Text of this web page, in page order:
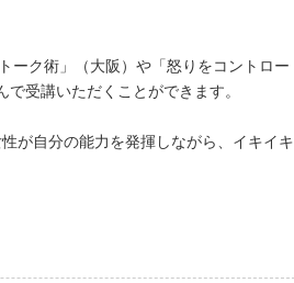
ーク術」（大阪）や「怒りをコントロー
受講いただくことができます。
が自分の能力を発揮しながら、イキイキ